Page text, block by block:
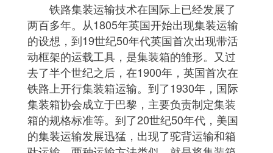
铁路集装运输技术在国际上已经发展了
两百多年。从1805年英国开始出现集装运输
的设想，到19世纪50年代英国首次出现带活
动框架的运载工具，是集装箱的雏形。又过
去了半个世纪之后，在1900年，英国首次在
铁路上开行集装箱运输。到了1930年，国际
集装箱协会成立于巴黎，主要负责制定集装
箱的规格标准等。到了20世纪50年代，美国
的集装运输发展迅猛，出现了驼背运输和箱